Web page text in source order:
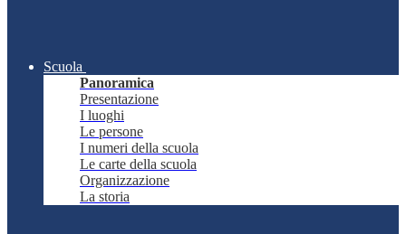
Scuola
Panoramica
Presentazione
I luoghi
Le persone
I numeri della scuola
Le carte della scuola
Organizzazione
La storia